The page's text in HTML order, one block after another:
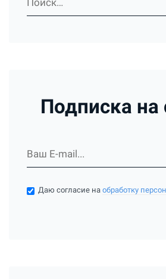
Подписка на
Даю согласие наобработку